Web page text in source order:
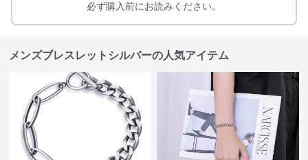
必ず購入前にお読みください。
メンズブレスレットシルバーの人気アイテム